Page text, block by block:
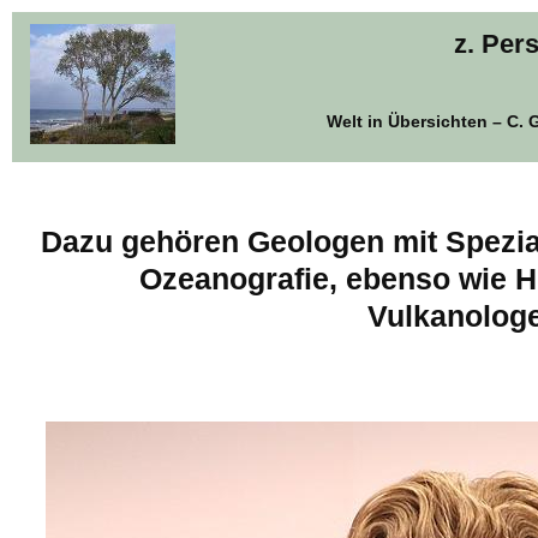
z.
Welt in Übersichten – C.
Dazu gehören Geologen mit
Ozeanografie, ebenso wie